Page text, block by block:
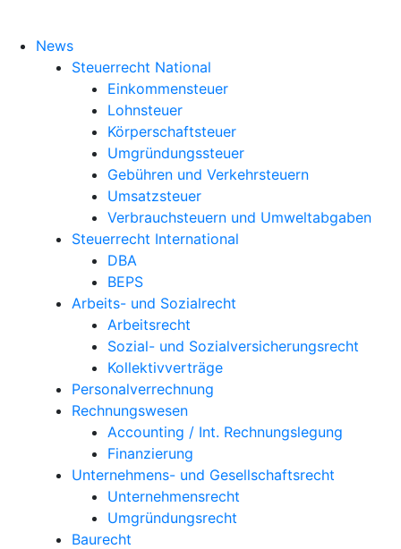
News
Steuerrecht National
Einkommensteuer
Lohnsteuer
Körperschaftsteuer
Umgründungssteuer
Gebühren und Verkehrsteuern
Umsatzsteuer
Verbrauchsteuern und Umweltabgaben
Steuerrecht International
DBA
BEPS
Arbeits- und Sozialrecht
Arbeitsrecht
Sozial- und Sozialversicherungsrecht
Kollektivverträge
Personalverrechnung
Rechnungswesen
Accounting / Int. Rechnungslegung
Finanzierung
Unternehmens- und Gesellschaftsrecht
Unternehmensrecht
Umgründungsrecht
Baurecht